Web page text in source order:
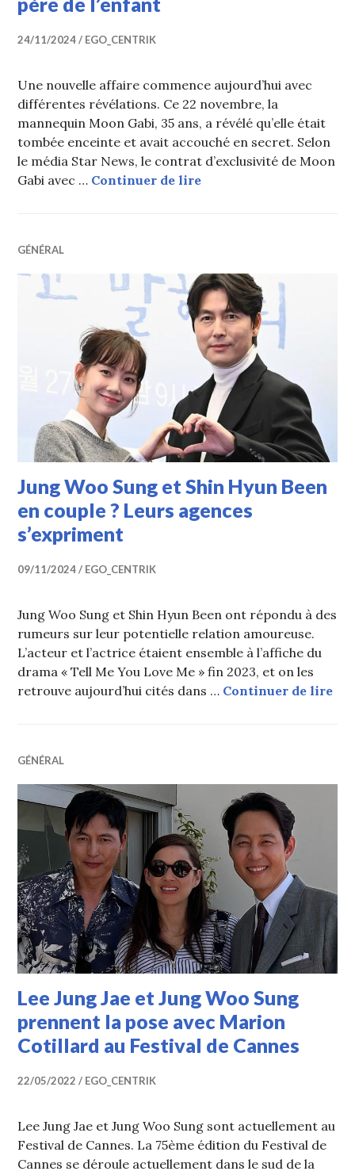
24/11/2024 EGO_CENTRIK
Une nouvelle affaire commence aujourd’hui avec
différentes révélations. Ce 22 novembre, la
mannequin Moon Gabi, 35 ans, a révélé qu’elle était
tombée enceinte et avait accouché en secret. Selon
le média Star News, le contrat d’exclusivité de Moon
Gabi avec … Continuer de lireMoon Gabi annonce
GÉNÉRAL
Jung Woo Sung et Shin Hyun Been
en couple ? Leurs agences
s’expriment
09/11/2024 EGO_CENTRIK
Jung Woo Sung et Shin Hyun Been ont répondu à des
rumeurs sur leur potentielle relation amoureuse.
L’acteur et l’actrice étaient ensemble à l’affiche du
drama « Tell Me You Love Me » fin 2023, et on les
retrouve aujourd’hui cités dans … Continuer de lire
GÉNÉRAL
Lee Jung Jae et Jung Woo Sung
prennent la pose avec Marion
Cotillard au Festival de Cannes
22/05/2022 EGO_CENTRIK
Lee Jung Jae et Jung Woo Sung sont actuellement au
Festival de Cannes. La 75ème édition du Festival de
Cannes se déroule actuellement dans le sud de la